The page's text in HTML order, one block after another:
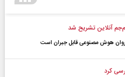
آنلاین تشریح شد
هوش مصنوعی قابل جبران است
کرد